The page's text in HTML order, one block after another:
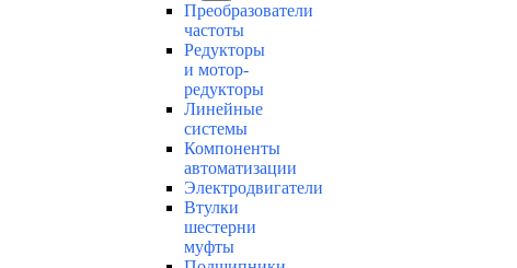
Преобразователи
частоты
Редукторы
и мотор-
редукторы
Линейные
системы
Компоненты
автоматизации
Электродвигатели
Втулки
шестерни
муфты